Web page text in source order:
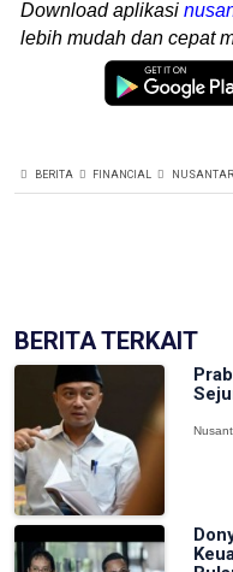
Download aplikasi
lebih mudah dan cepat
BERITA FINANCIAL
BERITA TERKAIT